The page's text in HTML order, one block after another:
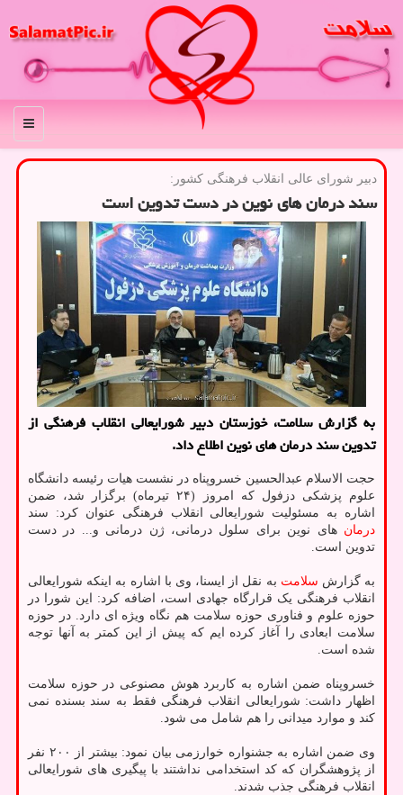
منو
دبیر شورای عالی انقلاب فرهنگی كشور:
سند درمان های نوین در دست تدوین است
به گزارش سلامت، خوزستان دبیر شورایعالی انقلاب فرهنگی از
تدوین سند درمان های نوین اطلاع داد.
حجت الاسلام عبدالحسین خسروپناه در نشست هیات رئیسه دانشگاه
علوم پزشکی دزفول که امروز (۲۴ تیرماه) برگزار شد، ضمن
اشاره به مسئولیت شورایعالی انقلاب فرهنگی عنوان کرد: سند
درمان های نوین برای سلول درمانی، ژن درمانی و... در دست
تدوین است.
به گزارش سلامت به نقل از ایسنا، وی با اشاره به اینکه شورایعالی
انقلاب فرهنگی یک قرارگاه جهادی است، اضافه کرد: این شورا در
حوزه علوم و فناوری حوزه سلامت هم نگاه ویژه ای دارد. در حوزه
سلامت ابعادی را آغاز کرده ایم که پیش از این کمتر به آنها توجه
شده است.
خسروپناه ضمن اشاره به کاربرد هوش مصنوعی در حوزه سلامت
اظهار داشت: شورایعالی انقلاب فرهنگی فقط به سند بسنده نمی
کند و موارد میدانی را هم شامل می شود.
وی ضمن اشاره به جشنواره خوارزمی بیان نمود: بیشتر از ۲۰۰ نفر
از پژوهشگران که کد استخدامی نداشتند با پیگیری های شورایعالی
انقلاب فرهنگی جذب شدند.